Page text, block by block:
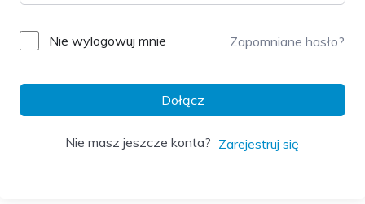
Nie wylogowuj mnie Zapomniane hasło?
Dołącz
Nie masz jeszcze konta? Zarejestruj się